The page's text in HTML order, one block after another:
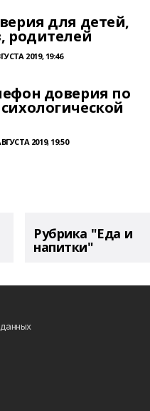
для детей,
родителей
2019, 19:46
доверия по
2019, 19:50
Рубрика "Еда и
напитки"